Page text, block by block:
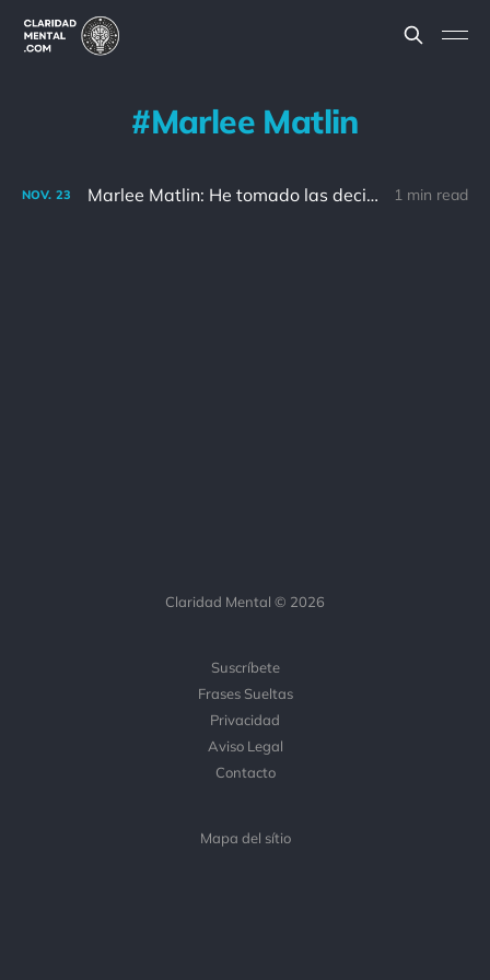
Marlee Matlin
NOV. 23 Marlee Matlin: He tomado las decisiones que mejor funcionan para mí. Sé que no puedo complacer a todo el mundo, y eso está bien. 1 min read
Claridad Mental © 2026
Suscríbete
Frases Sueltas
Privacidad
Aviso Legal
Contacto
Mapa del sítio